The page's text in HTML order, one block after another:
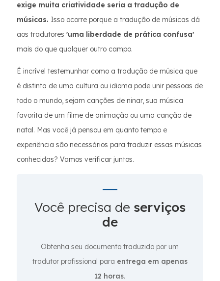
exige muita criatividade seria a tradução de
músicas. Isso ocorre porque a tradução de músicas dá
aos tradutores 'uma liberdade de prática confusa'
mais do que qualquer outro campo.
É incrível testemunhar como a tradução de música que
é distinta de uma cultura ou idioma pode unir pessoas de
todo o mundo, sejam canções de ninar, sua música
favorita de um filme de animação ou uma canção de
natal. Mas você já pensou em quanto tempo e
experiência são necessários para traduzir essas músicas
conhecidas? Vamos verificar juntos.
Você precisa de serviços
de
Obtenha seu documento traduzido por um
tradutor profissional para entrega em apenas
12 horas.